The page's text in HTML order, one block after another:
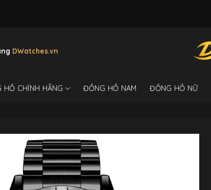
DWatches.vn
HỒ CHÍNH HÃNG ĐỒNG HỒ NAM ĐỒNG HỒ NỮ